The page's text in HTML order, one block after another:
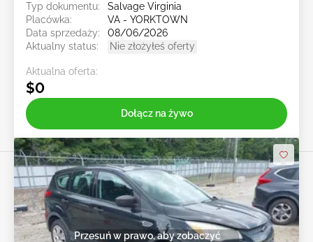
Typ dokumentu:
Salvage Virginia
Placówka:
VA - YORKTOWN
Data sprzedaży:
08/06/2026
Aktualny status:
Nie złożyłeś oferty
Aktualna oferta:
$0
Dołącz na żywo
Przesuń w prawo, aby zobaczyć